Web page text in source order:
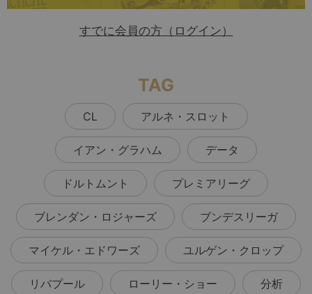
すでに会員の方（ログイン）
TAG
CL アルネ・スロット
イアン・グラハム データ
ドルトムント プレミアリーグ
ブレンダン・ロジャーズ ブンデスリーガ
マイケル・エドワーズ ユルゲン・クロップ
リバプール ローリー・ショー 分析